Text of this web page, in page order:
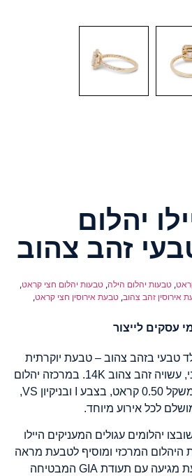
יהלום
זהב צהוב
, טבעות יהלום הילה, טבעות יהלום חצי קראט,
אירוסין זהב צהוב, טבעת אירוסין חצי קראט,
טבעי בזהב צהוב – טבעת יוקרתית
ומרהיבה בעיצוב על-זמני, עשויה זהב צהוב 14K. במרכזה יהלום
טבעי בליטוש אמרלד במשקל 0.50 קראט, בצבע I ובניקיון VS,
לכל אירוע מיוחד.
יהלומים עגולים המעניקים היילו
היהלום המרכזי ומוסיף לטבעת מראה
אלגנטי ומתוחכם. הטבעת מגיעה עם תעודת GIA המבטיחה